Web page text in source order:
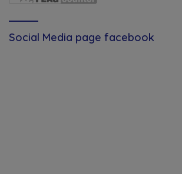
Social Media page facebook